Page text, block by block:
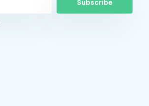
Subscribe